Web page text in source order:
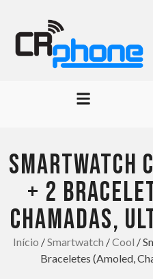
SMARTWATCH
+ 2
CHAMADAS,
Início /Smartwatch /Cool /
Braceletes (Amoled,